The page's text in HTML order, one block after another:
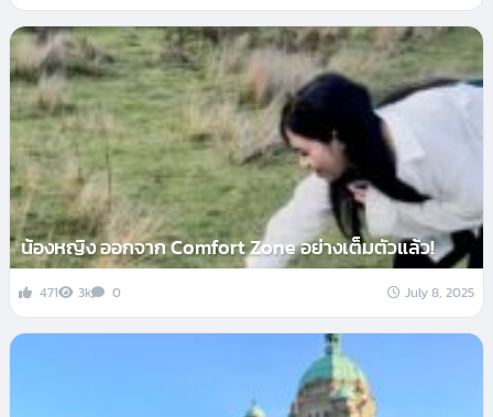
น้องหญิง ออกจาก Comfort Zone อย่างเต็มตัวแล้ว!
471 3k 0 July 8, 2025